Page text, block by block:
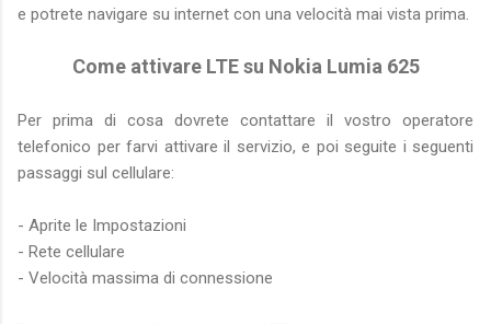
e potrete navigare su internet con una velocità mai vista prima.
Come attivare LTE su Nokia Lumia 625
Per prima di cosa dovrete contattare il vostro operatore
telefonico per farvi attivare il servizio, e poi seguite i seguenti
passaggi sul cellulare:
- Aprite le Impostazioni
- Rete cellulare
- Velocità massima di connessione